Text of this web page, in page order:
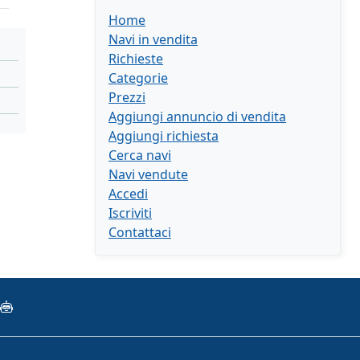
Home
Navi in vendita
Richieste
Categorie
Prezzi
Aggiungi annuncio di vendita
Aggiungi richiesta
Cerca navi
Navi vendute
Accedi
Iscriviti
Contattaci